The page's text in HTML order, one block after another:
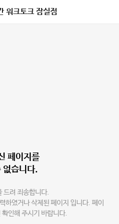
워크토크 잠실점
페이지를
없습니다.
드려 죄송합니다.
하였거나 삭제된 페이지 입니다. 페이
인해 주시기 바랍니다.